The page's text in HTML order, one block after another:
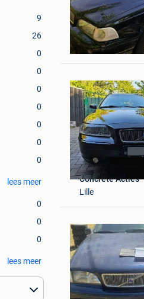
9
26
0
0
0
0
0
0
0
lees meer
0
0
0
lees meer
michel
Genval
Concrete Acties
Lille